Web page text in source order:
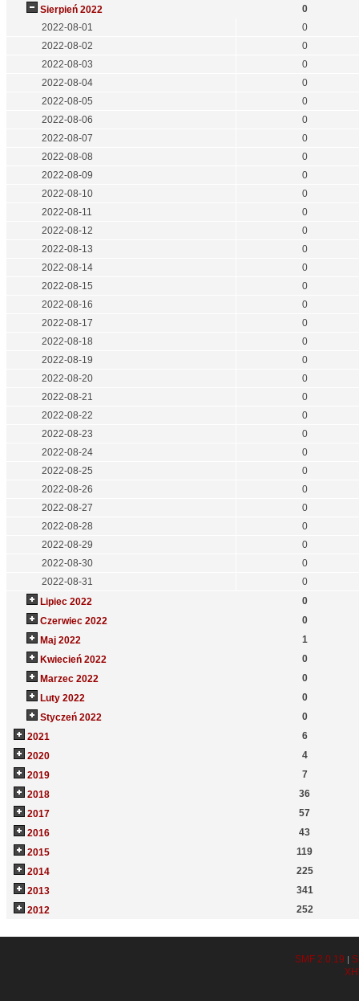
Sierpień 2022
0
2022-08-01
0
2022-08-02
0
2022-08-03
0
2022-08-04
0
2022-08-05
0
2022-08-06
0
2022-08-07
0
2022-08-08
0
2022-08-09
0
2022-08-10
0
2022-08-11
0
2022-08-12
0
2022-08-13
0
2022-08-14
0
2022-08-15
0
2022-08-16
0
2022-08-17
0
2022-08-18
0
2022-08-19
0
2022-08-20
0
2022-08-21
0
2022-08-22
0
2022-08-23
0
2022-08-24
0
2022-08-25
0
2022-08-26
0
2022-08-27
0
2022-08-28
0
2022-08-29
0
2022-08-30
0
2022-08-31
0
Lipiec 2022
0
Czerwiec 2022
0
Maj 2022
1
Kwiecień 2022
0
Marzec 2022
0
Luty 2022
0
Styczeń 2022
0
2021
6
2020
4
2019
7
2018
36
2017
57
2016
43
2015
119
2014
225
2013
341
2012
252
SMF 2.0.19